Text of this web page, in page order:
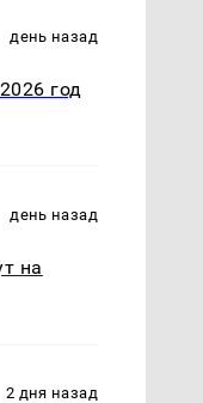
день назад
год
день назад
на
2 дня назад